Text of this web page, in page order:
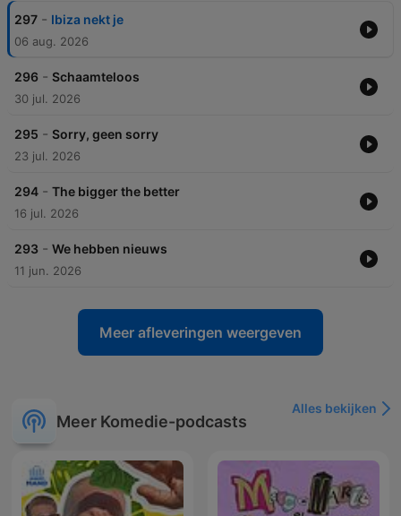
297 - Ibiza nekt je
06 aug. 2026
296 - Schaamteloos
30 jul. 2026
295 - Sorry, geen sorry
23 jul. 2026
294 - The bigger the better
16 jul. 2026
293 - We hebben nieuws
11 jun. 2026
Meer afleveringen weergeven
Meer Komedie-podcasts
Alles bekijken